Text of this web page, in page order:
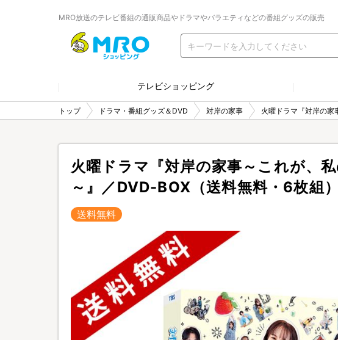
MRO放送のテレビ番組の通販商品やドラマやバラエティなどの番組グッズの販売
テレビショッピング
トップ ドラマ・番組グッズ＆DVD 対岸の家事 火曜ドラマ『対岸の家
火曜ドラマ『対岸の家事～これが、私
～』／DVD-BOX（送料無料・6枚組）
送料無料